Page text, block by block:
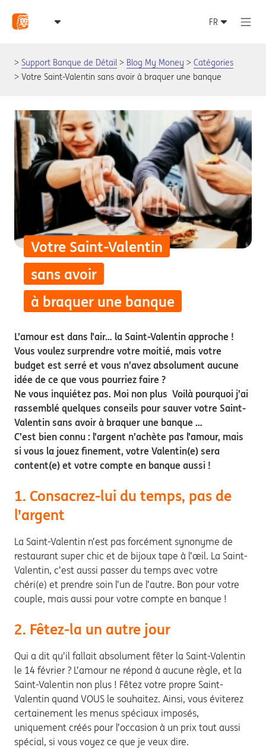
Support Banque de Détail Blog My Money
Catégories
Votre Saint-Valentin sans avoir à braquer une banque
Votre Saint-Valentin
sans avoir
à braquer une banque
L’amour est dans l’air… la Saint-Valentin approche !
Vous voulez surprendre votre moitié, mais votre
budget est serré et vous n’avez absolument aucune
idée de ce que vous pourriez faire ?
Ne vous inquiétez pas. Moi non plus Voilà pourquoi j’ai
rassemblé quelques conseils pour sauver votre Saint-
Valentin sans avoir à braquer une banque …
C’est bien connu : l’argent n’achète pas l’amour, mais
si vous la jouez finement, votre Valentin(e) sera
content(e) et votre compte en banque aussi !
1. Consacrez-lui du temps, pas de
l’argent
La Saint-Valentin n’est pas forcément synonyme de
restaurant super chic et de bijoux tape à l’œil. La Saint-
Valentin, c’est aussi passer du temps avec votre
chéri(e) et prendre soin l’un de l’autre. Bon pour votre
couple, mais aussi pour votre compte en banque !
2. Fêtez-la un autre jour
Qui a dit qu’il fallait absolument fêter la Saint-Valentin
le 14 février ? L’amour ne répond à aucune règle, et la
Saint-Valentin non plus ! Fêtez votre propre Saint-
Valentin quand VOUS le souhaitez. Ainsi, vous éviterez
certainement les menus spéciaux imposés,
uniquement créés pour l’occasion à un prix tout aussi
spécial, si vous voyez ce que je veux dire.